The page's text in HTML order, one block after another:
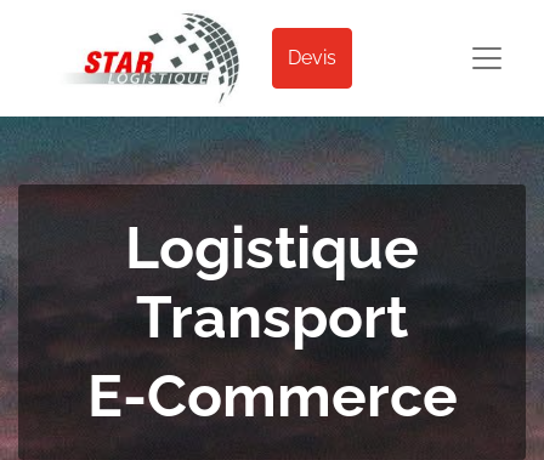
Devis
Logistique
Transport
E-Commerce